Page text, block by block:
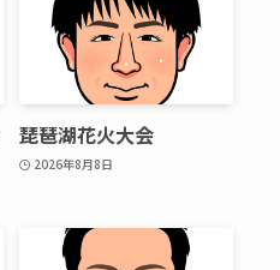
琵琶湖花火大会
2026年8月8日